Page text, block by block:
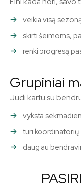
Prisijunkite
dalyvaukite
Norėdami
mygtuką
veikia visą sezoną
skirti šeimoms,
renki progresą
Grupiniai
Judi kartu su
vyksta
turi koordinatorių
daugiau